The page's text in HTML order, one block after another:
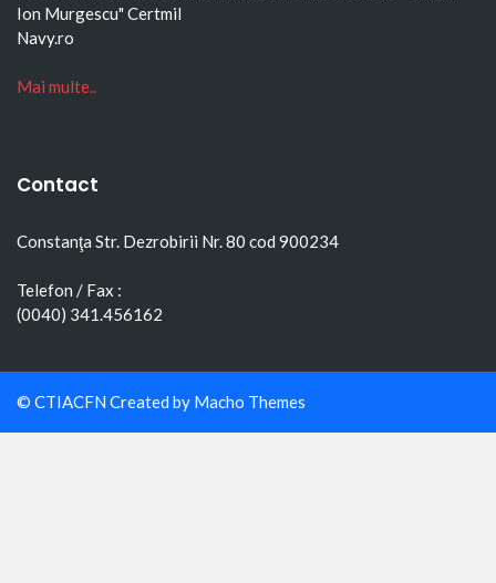
Ion Murgescu" Certmil
Navy.ro
Mai multe..
Contact
Constanţa Str. Dezrobirii Nr. 80 cod 900234
Telefon / Fax :
(0040) 341.456162
© CTIACFN Created by Macho Themes